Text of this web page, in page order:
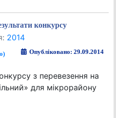
конкурсу
2014
Опубліковано: 29.09.2014
з перевезення на
для мікрорайону